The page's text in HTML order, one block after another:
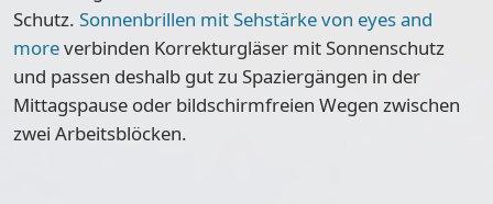
Schutz. Sonnenbrillen mit Sehstärke von eyes and
moreverbinden Korrekturgläser mit Sonnenschutz
und passen deshalb gut zu Spaziergängen in der
Mittagspause oder bildschirmfreien Wegen zwischen
zwei Arbeitsblöcken.